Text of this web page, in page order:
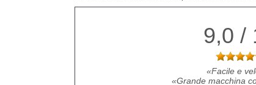
9,0 /
Facile e
Grande macchina